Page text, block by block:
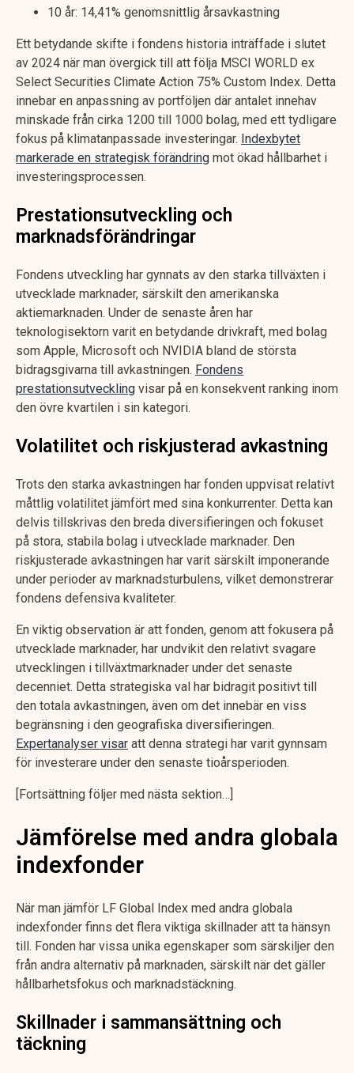
10 år: 14,41% genomsnittlig årsavkastning
Ett betydande skifte i fondens historia inträffade i slutet
av 2024 när man övergick till att följa MSCI WORLD ex
Select Securities Climate Action 75% Custom Index. Detta
innebar en anpassning av portföljen där antalet innehav
minskade från cirka 1200 till 1000 bolag, med ett tydligare
fokus på klimatanpassade investeringar. Indexbytet
markerade en strategisk förändring mot ökad hållbarhet i
investeringsprocessen.
Prestationsutveckling och
marknadsförändringar
Fondens utveckling har gynnats av den starka tillväxten i
utvecklade marknader, särskilt den amerikanska
aktiemarknaden. Under de senaste åren har
teknologisektorn varit en betydande drivkraft, med bolag
som Apple, Microsoft och NVIDIA bland de största
bidragsgivarna till avkastningen. Fondens
prestationsutveckling visar på en konsekvent ranking inom
den övre kvartilen i sin kategori.
Volatilitet och riskjusterad avkastning
Trots den starka avkastningen har fonden uppvisat relativt
måttlig volatilitet jämfört med sina konkurrenter. Detta kan
delvis tillskrivas den breda diversifieringen och fokuset
på stora, stabila bolag i utvecklade marknader. Den
riskjusterade avkastningen har varit särskilt imponerande
under perioder av marknadsturbulens, vilket demonstrerar
fondens defensiva kvaliteter.
En viktig observation är att fonden, genom att fokusera på
utvecklade marknader, har undvikit den relativt svagare
utvecklingen i tillväxtmarknader under det senaste
decenniet. Detta strategiska val har bidragit positivt till
den totala avkastningen, även om det innebär en viss
begränsning i den geografiska diversifieringen.
Expertanalyser visar att denna strategi har varit gynnsam
för investerare under den senaste tioårsperioden.
[Fortsättning följer med nästa sektion…]
Jämförelse med andra globala
indexfonder
När man jämför LF Global Index med andra globala
indexfonder finns det flera viktiga skillnader att ta hänsyn
till. Fonden har vissa unika egenskaper som särskiljer den
från andra alternativ på marknaden, särskilt när det gäller
hållbarhetsfokus och marknadstäckning.
Skillnader i sammansättning och
täckning